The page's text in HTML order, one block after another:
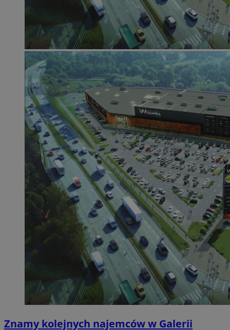
Znamy kolejnych najemców w Galerii